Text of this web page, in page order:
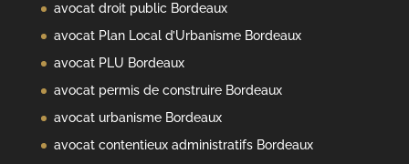
avocat droit public Bordeaux
avocat Plan Local d’Urbanisme Bordeaux
avocat PLU Bordeaux
avocat permis de construire Bordeaux
avocat urbanisme Bordeaux
avocat contentieux administratifs Bordeaux